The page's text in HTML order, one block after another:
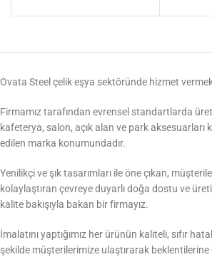
Ovata Steel çelik eşya sektöründe hizmet
Firmamız tarafından evrensel standartlarda
kafeterya, salon, açık alan ve park
edilen marka konumundadır.
Yenilikçi ve şık tasarımları ile öne çıkan,
kolaylaştıran çevreye duyarlı doğa dostu ve
kalite bakışıyla bakan bir firmayız.
İmalatını yaptığımız her ürünün kaliteli, sıfır
şekilde müşterilerimize ulaştırarak